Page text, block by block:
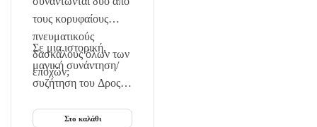
τους κορυφαίους
πνευματικούς
δασκάλους όλων των
εποχών;
Σε μια ιστορική,
μαγική συνάντηση/
συζήτηση του Δρος
Esther Hicks και τη
Στο καλάθι